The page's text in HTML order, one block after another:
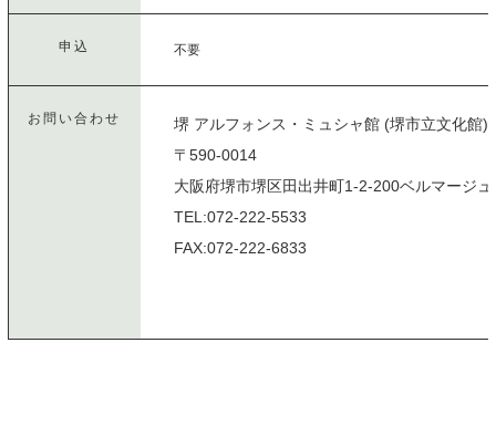
申込 不要
お問い合わせ
堺 アルフォンス・ミュシャ館 (堺市立文化
〒590-0014
大阪府堺市堺区田出井町1-2-200ベルマージ
TEL:072-222-5533
FAX:072-222-6833